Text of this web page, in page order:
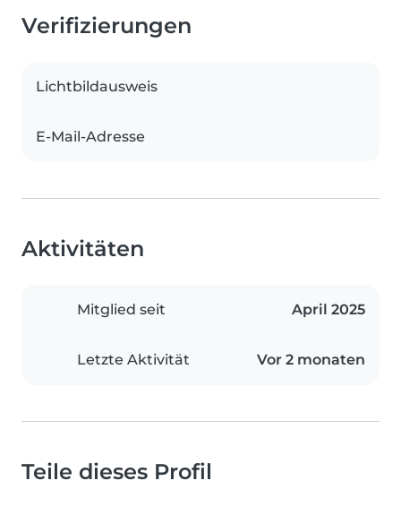
Verifizierungen
Lichtbildausweis
E-Mail-Adresse
Aktivitäten
Mitglied seit April 2025
Letzte Aktivität Vor 2 monaten
Teile dieses Profil